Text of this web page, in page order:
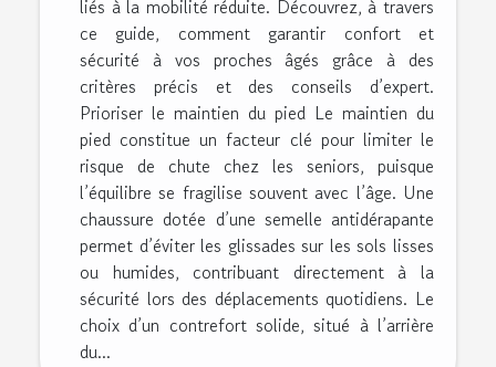
liés à la mobilité réduite. Découvrez, à travers
ce guide, comment garantir confort et
sécurité à vos proches âgés grâce à des
critères précis et des conseils d’expert.
Prioriser le maintien du pied Le maintien du
pied constitue un facteur clé pour limiter le
risque de chute chez les seniors, puisque
l’équilibre se fragilise souvent avec l’âge. Une
chaussure dotée d’une semelle antidérapante
permet d’éviter les glissades sur les sols lisses
ou humides, contribuant directement à la
sécurité lors des déplacements quotidiens. Le
choix d’un contrefort solide, situé à l’arrière
du...